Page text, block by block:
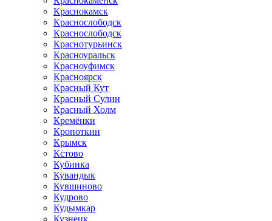
Краснокамск
Краснослободск
Краснослободск
Краснотурьинск
Красноуральск
Красноуфимск
Красноярск
Красный Кут
Красный Сулин
Красный Холм
Кремёнки
Кропоткин
Крымск
Кстово
Кубинка
Кувандык
Кувшиново
Кудрово
Кудымкар
Кузнецк